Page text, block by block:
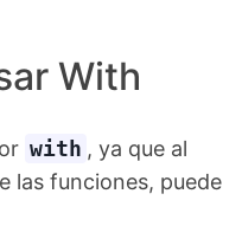
With
with , ya que al
las funciones, puede